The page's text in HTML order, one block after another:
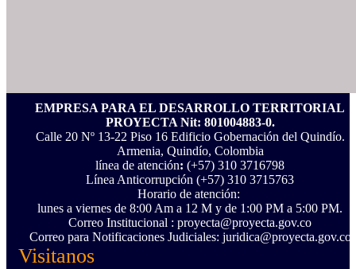
EMPRESA PARA EL DESARROLLO TERRITORIAL
PROYECTA Nit: 801004883-0.
Calle 20 Nº 13-22 Piso 16 Edificio Gobernación del Quindío.
Armenia, Quindío, Colombia
línea de atención: (+57) 310 3716798
Línea Anticorrupción ‪(+57) 310 3715763‬
Horario de atención:
lunes a viernes de 8:00 Am a 12 M y de 1:00 PM a 5:00 PM.
Correo Institucional : proyecta@proyecta.gov.co
Correo para Notificaciones Judiciales: juridica@proyecta.gov.co
Visitanos